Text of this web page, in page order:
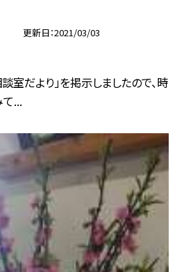
更新日 2021/03/03
室だより」を掲示しましたので、時
...